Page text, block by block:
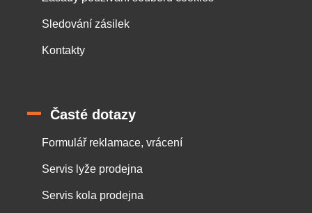
Sledování zásilek
Kontakty
Časté dotazy
Formulář reklamace, vrácení
Servis lyže prodejna
Servis kola prodejna